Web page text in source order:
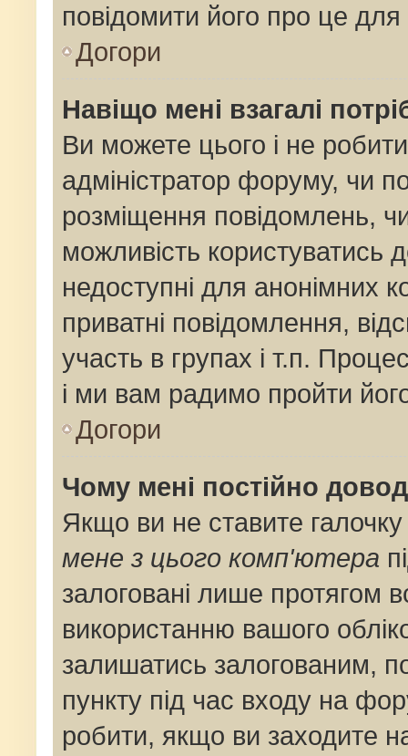
повідомити його про це
Догори
Навіщо мені взагалі
Ви можете цього і не
адміністратор форуму, чи
розміщення повідомлень,
можливість користуватись
недоступні для анонімних
приватні повідомлення,
участь в групах і т.п.
і ми вам радимо пройти
Догори
Чому мені постійно
Якщо ви не ставите
мене з цього комп'ютера
залоговані лише протягом
використанню вашого
залишатись залогованим,
пункту під час входу на
робити, якщо ви заходите